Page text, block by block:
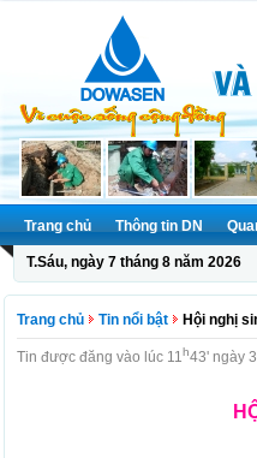
Trang chủ Thông tin DN
T.Sáu, ngày 7 tháng 8 năm 2026
Trang chủ Tin nổi bật Hội nghị
Tin được đăng vào lúc 11h43' ngày